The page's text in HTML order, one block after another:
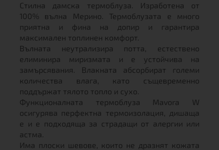
Стилна дамска термоблуза. Изработена от
100% вълна Мерино. Термоблузата е много
приятна и фина на допир и гарантира
максимален топлинен комфорт.
Вълната неутрализира потта, естествено
елиминира миризмата и е устойчива на
замърсявания. Влакната абсорбират големи
количества влага, като същевременно
поддържат тялото топло и сухо.
Функционалната термоблуза Mavora W
осигурява перфектна термоизолация, дишаща
е и е подходяща за страдащи от алергии или
астма.
Има плоски шевове, които не дразнят кожата